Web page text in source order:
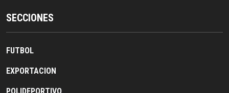
SECCIONES
FUTBOL
EXPORTACION